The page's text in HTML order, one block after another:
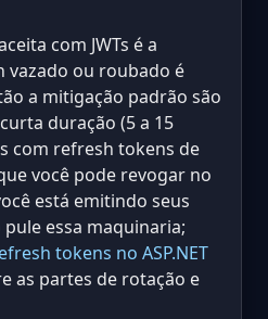
com JWTs é a
vazado ou roubado é
a mitigação padrão são
duração (5 a 15
com refresh tokens de
você pode revogar no
está emitindo seus
essa maquinaria;
tokens no ASP.NET
as partes de rotação e